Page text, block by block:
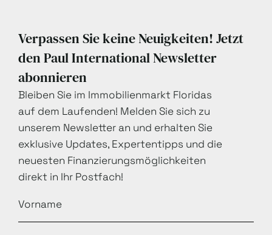
Verpassen Sie keine Neuigkeiten! Jetzt
den Paul International Newsletter
abonnieren
Bleiben Sie im Immobilienmarkt Floridas
auf dem Laufenden! Melden Sie sich zu
unserem Newsletter an und erhalten Sie
exklusive Updates, Expertentipps und die
neuesten Finanzierungsmöglichkeiten
direkt in Ihr Postfach!